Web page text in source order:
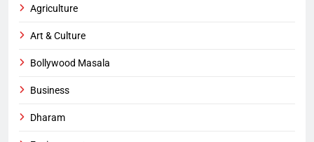
Agriculture
Art & Culture
Bollywood Masala
Business
Dharam